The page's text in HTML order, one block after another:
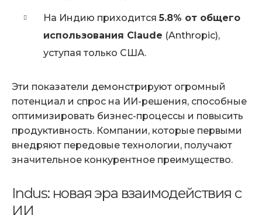
На Индию приходится5.8% от общего
использования Claude (Anthropic),
уступая только США.
Эти показатели демонстрируют огромный
потенциал и спрос на ИИ-решения, способные
оптимизировать бизнес-процессы и повысить
продуктивность. Компании, которые первыми
внедряют передовые технологии, получают
значительное конкурентное преимущество.
Indus: новая эра взаимодействия с
ИИ